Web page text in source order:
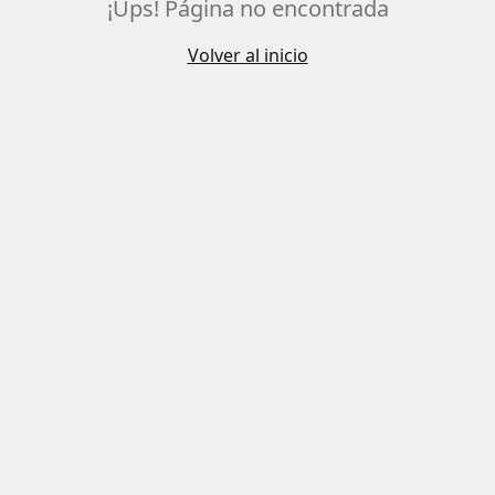
¡Ups! Página no encontrada
Volver al inicio